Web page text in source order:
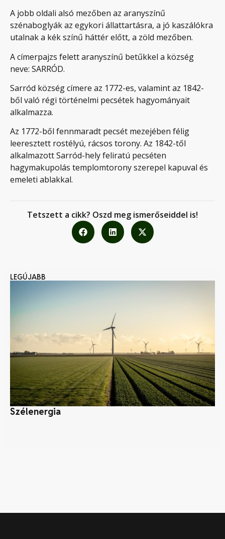
A jobb oldali alsó mezőben az aranyszínű
szénaboglyák az egykori állattartásra, a jó kaszálókra
utalnak a kék színű háttér előtt, a zöld mezőben.
A címerpajzs felett aranyszínű betűkkel a község
neve: SARRÓD.
Sarród község címere az 1772-es, valamint az 1842-
ből való régi történelmi pecsétek hagyományait
alkalmazza.
Az 1772-ből fennmaradt pecsét mezejében félig
leeresztett rostélyú, rácsos torony. Az 1842-től
alkalmazott Sarród-hely feliratú pecséten
hagymakupolás templomtorony szerepel kapuval és
emeleti ablakkal.
Tetszett a cikk? Oszd meg ismerőseiddel is!
LEGÚJABB
Szélenergia